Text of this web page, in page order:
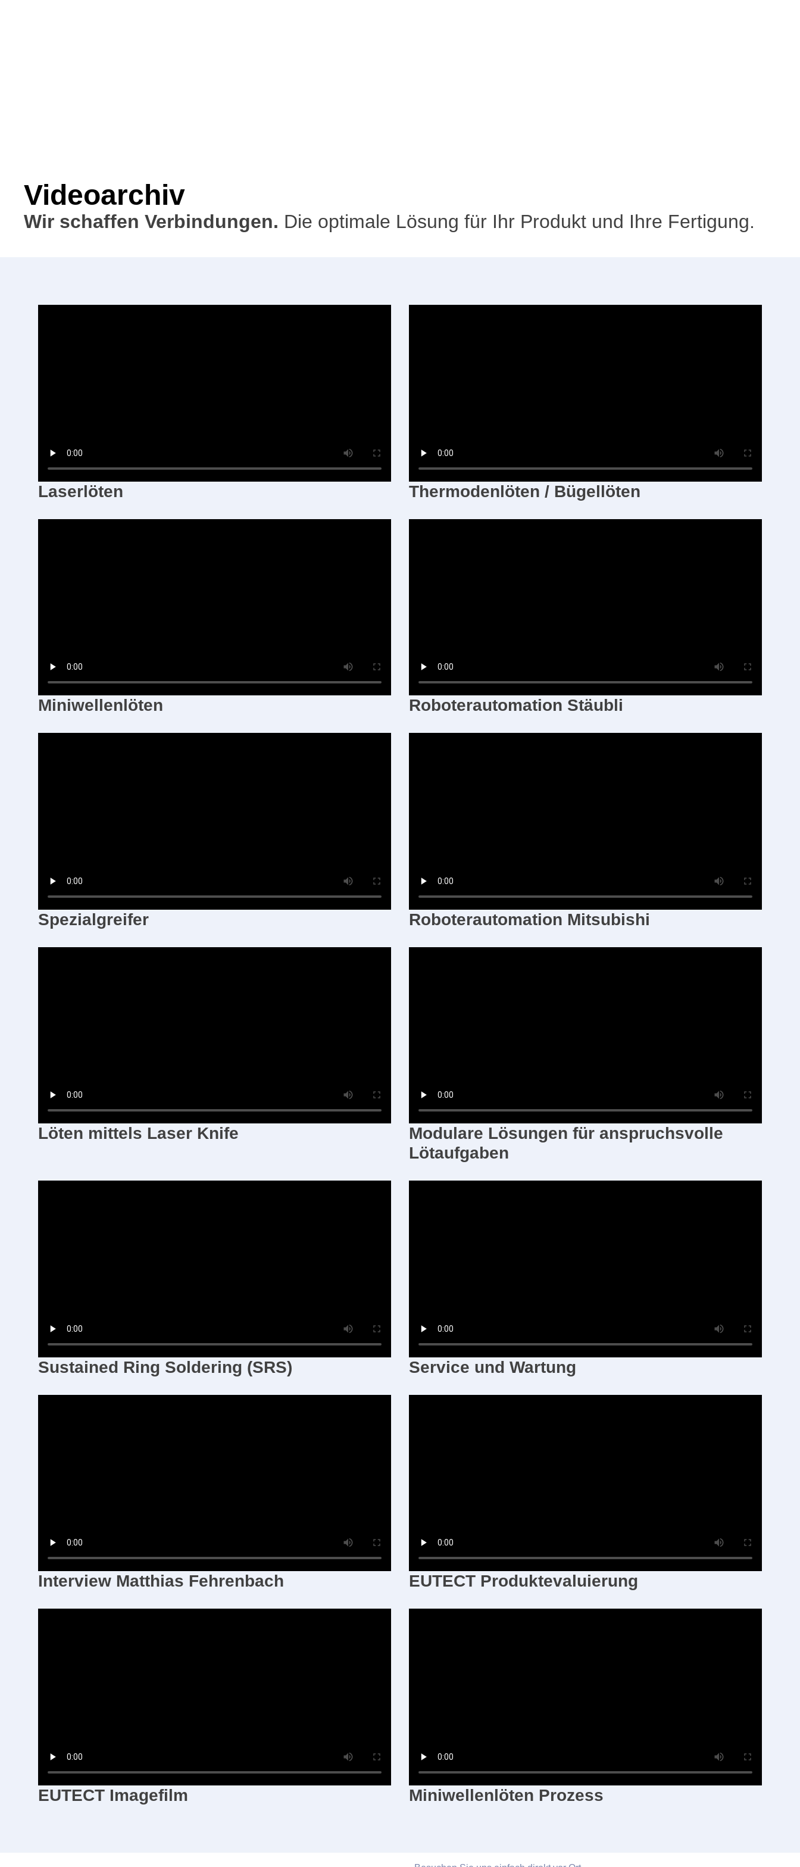
Videoarchiv
Wir schaffen Verbindungen. Die optimale Lösung für Ihr Produkt und Ihre Fertigung.
Laserlöten Thermodenlöten / Bügellöten
Miniwellenlöten Roboterautomation Stäubli
Spezialgreifer Roboterautomation Mitsubishi
Löten mittels Laser Knife
Modulare Lösungen für anspruchsvolle
Lötaufgaben
Sustained Ring Soldering (SRS) Service und Wartung
Interview Matthias Fehrenbach EUTECT Produktevaluierung
EUTECT Imagefilm Miniwellenlöten Prozess